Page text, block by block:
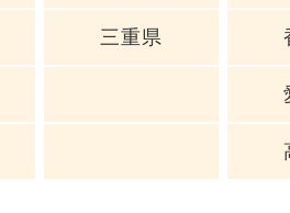
三重県